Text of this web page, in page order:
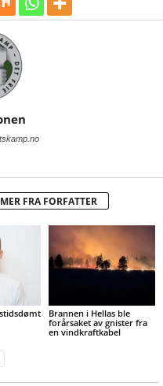
MER FRA FORFATTER
Brannen i Hellas ble
forårsaket av gnister fra
en vindkraftkabel